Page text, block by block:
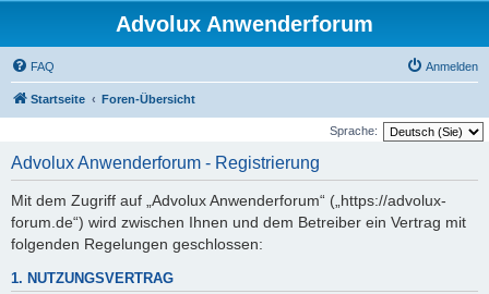
Advolux Anwenderforum
FAQ Anmelden
Startseite Foren-Übersicht
Sprache:
Advolux Anwenderforum - Registrierung
Mit dem Zugriff auf „Advolux Anwenderforum“ („https://advolux-
forum.de“) wird zwischen Ihnen und dem Betreiber ein Vertrag mit
folgenden Regelungen geschlossen:
1. NUTZUNGSVERTRAG